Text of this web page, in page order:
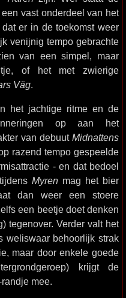
vast onderdeel van het
er in de toekomst weer
venijnig tempo gebrachte
van een simpel, maar
of het met zwierige
Väg.
het jachtige ritme en de
op aan het
van debuut Midnattens
razend tempo gespeelde
- en dat bedoel
Myren mag het bier
dan weer een stoere
een beetje doet denken
tegenover. Verder valt het
weliswaar behoorlijk strak
maar door enkele goede
krijgt de
mee.